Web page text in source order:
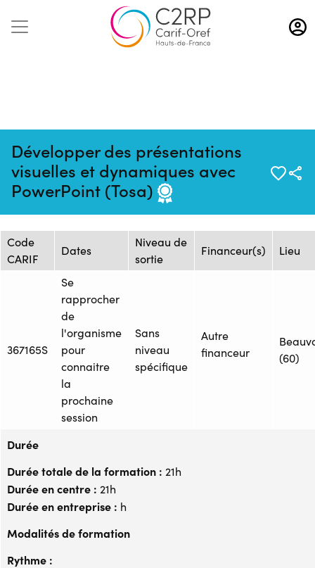
Aller
au
contenu
Développer des présentations
visuelles et dynamiques avec
PowerPoint (Tosa)
Mise à jour :
15/05/2025
Formation :
25109375F
Source : GRETA
OISE
Session de formation
Code
CARIF
Dates
Niveau de
sortie
Financeur(s) Lieu
367165S
Se
rapprocher
de
l'organisme
pour
connaitre
la
prochaine
session
Sans
niveau
spécifique
Autre
financeur
(60)
Durée
Durée totale de la formation : 21h
Durée en centre : 21h
Durée en entreprise : h
Modalités de formation
Rythme :